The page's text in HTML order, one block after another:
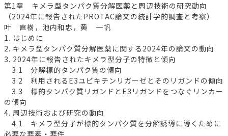
第1章 キメラ型タンパク質分解医薬と周辺技術の研究動向
（2024年に報告されたPROTAC論文の統計学的調査と考察）
叶 直樹，池内和忠，黄 一帆
1. はじめに
2. キメラ型タンパク質分解医薬に関する2024年の論文の動向
3. 2024年に報告されたキメラ型分子の特徴と傾向
3.1 分解標的タンパク質の傾向
3.2 利用されるE3ユビキチンリガーゼとそのリガンドの傾向
3.3 標的タンパク質リガンドとE3リガンドをつなぐリンカー
の傾向
4. 周辺技術および研究の動向
4.1 キメラ型分子が標的タンパク質を分解誘導に導くために